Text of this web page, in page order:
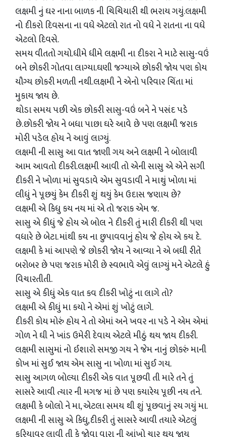
લક્ષમી નું ઘર નાના બાળક ની ચિચિયારી થી ભરાય ગયું.લક્ષમી
નો દીકરો દિવસના ના વધે એટલો રાત નો વધે ને રાતના ના વધે
એટલો દિવસે.
સમય વીતતો ગયો.ધીમે ધીમે લક્ષમી ના દીકરા ને માટે સાસુ-વઉં
બને છોકરી ગોતવા લાગ્યા.ઘણી જગ્યાએ છોકરી જોય પણ કોય
યૌગ્ય છોકરી મળતી નથી.લક્ષમી ને એનો પરિવાર ચિંતા માં
મુકાય જાય છે.
થોડા સમય પછી એક છોકરી સાસુ-વઉં બને ને પસંદ પડે
છે.છોકરી જોય ને બધા પાછા ઘરે આવે છે પણ લક્ષમી જરાક
મોરી પડેલ હોય ને આવું લાગ્યું.
લક્ષમી ની સાસુ આ વાત જાણી ગય અને લક્ષમી ને બોલાવી
આમ આવતો દીકરી.લક્ષમી આવી તો એની સાસુ એ એને સગી
દીકરી ને ખોળા માં સુવડાવે એમ સુવડાવી ને માથું ખોળા માં
લીધું ને પૂછયું કેમ દીકરી શું થયું કેમ ઉદાસ જણાય છે?
લક્ષમી એ કિધુ કય નય માં એ તો જરાક એમ જ.
સાસુ એ કીધું જે હોય એ બોલ ને દીકરી તું મારી દીકરી થી પણ
વધારે છે બેટા. માંથી કય ના છુપાવવાનું હોય જે હોય એ કય દે.
લક્ષમી કે માં આપણે જે છોકરી જોય ને આવ્યા ને એ બધી રીતે
બરોબર છે પણ જરાક મોરી છે સ્વભાવે એવું લાગ્યું મને એટલે હું
વિચારતીતી.
સાસુ એ કીધું એક વાત કવ દીકરી ખોટું ના લાગે તો?
લક્ષમી એ કીધું મા કયો ને એમાં શું ખોટું લાગે.
દીકરી કોય મોરું હોય ને તો એમાં અને ખવર ના પડે ને એમ એમાં
ગોળ ને ઘી ને ખાંડ ઉમેરી દેવાય એટલે મીઠું થય જાય દીકરી.
લક્ષમી સાસુમાં નો ઈશારો સમજી ગય ને જેમ નાનું છોકરું માની
કોખ માં સુઈ જાય એમ સાસુ ના ખોળા માં સુઈ ગય.
સાસુ આગળ બોલ્યા દીકરી એક વાત પૂછવી તી મારે તને તું
સાસરે આવી ત્યાર ની મગજ માં છે પણ કયારેય પૂછી નય તને.
લક્ષમી કે બોલો ને મા, એટલા સમય થી શું પૂછવાનું રય ગયું મા.
લક્ષમી ની સાસુ એ કિધુ,દીકરી તું સાસરે આવી તયારે એટલું